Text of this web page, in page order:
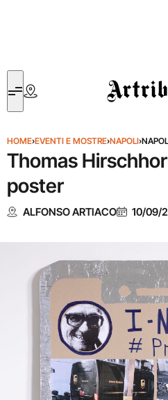
Artribune
HOME›EVENTI E MOSTRE›NAPOLI›
Thomas
poster
ALFONSO ARTIACO 10/09/